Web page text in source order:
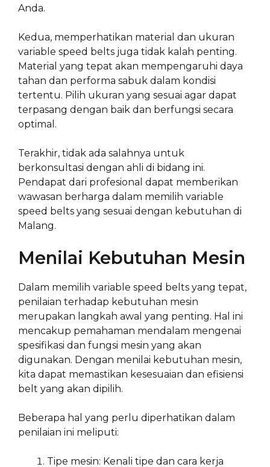
Anda.
Kedua, memperhatikan material dan ukuran
variable speed belts juga tidak kalah penting.
Material yang tepat akan mempengaruhi daya
tahan dan performa sabuk dalam kondisi
tertentu. Pilih ukuran yang sesuai agar dapat
terpasang dengan baik dan berfungsi secara
optimal.
Terakhir, tidak ada salahnya untuk
berkonsultasi dengan ahli di bidang ini.
Pendapat dari profesional dapat memberikan
wawasan berharga dalam memilih variable
speed belts yang sesuai dengan kebutuhan di
Malang.
Menilai Kebutuhan Mesin
Dalam memilih variable speed belts yang tepat,
penilaian terhadap kebutuhan mesin
merupakan langkah awal yang penting. Hal ini
mencakup pemahaman mendalam mengenai
spesifikasi dan fungsi mesin yang akan
digunakan. Dengan menilai kebutuhan mesin,
kita dapat memastikan kesesuaian dan efisiensi
belt yang akan dipilih.
Beberapa hal yang perlu diperhatikan dalam
penilaian ini meliputi:
Tipe mesin: Kenali tipe dan cara kerja